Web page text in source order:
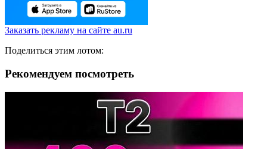
Заказать рекламу на сайте au.ru
Поделиться этим лотом:
Рекомендуем посмотреть